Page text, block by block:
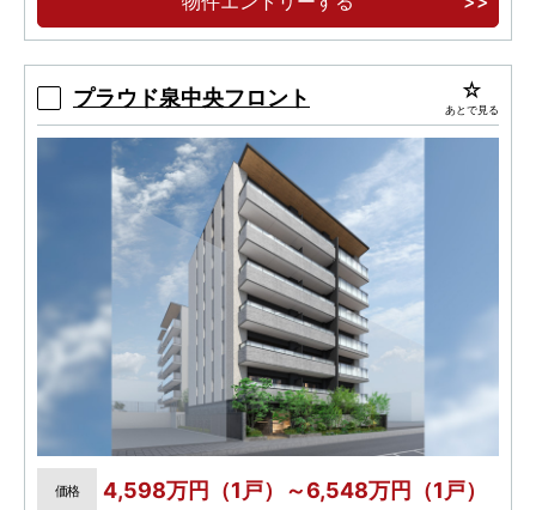
プラウド泉中央フロント あとで見る
価格 4,598万円（1戸）～6,548万円（1戸）